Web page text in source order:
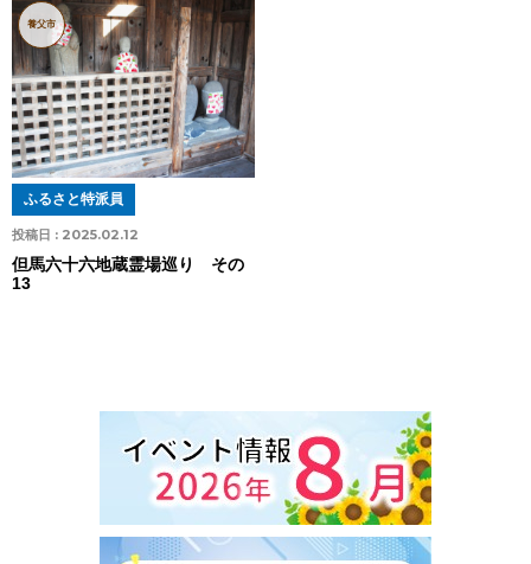
養父市
投稿日 : 2025.02.12
ふるさと特派員
但馬六十六地蔵霊場巡り その
13